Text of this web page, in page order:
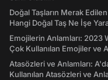
Doğal Taşların Merak
Hangi Doğal Taş Ne İşe
Emojilerin Anlamları: 2023
Çok Kullanılan Emojiler ve
Atasözleri ve Anlamları:
Kullanılan Atasözleri ve